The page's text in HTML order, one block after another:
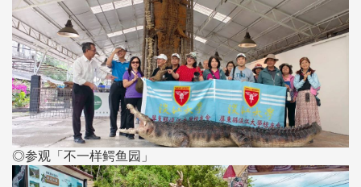
◎参观「不一样鳄鱼园」